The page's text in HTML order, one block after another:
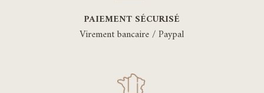
PAIEMENT SÉCURISÉ
Virement bancaire / Paypal